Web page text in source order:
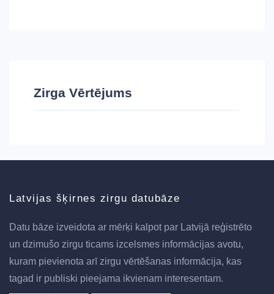
Zirga Vērtējums
Latvijas šķirnes zirgu datubāze
Datu bāze izveidota ar mērķi kalpot par Latvijā reģistrēto
un dzimušo zirgu ticams izcelsmes informācijas avotu,
kuram pievienota arī zirgu vērtēšanas informācija, kas
tagad ir publiski pieejama ikvienam interesentam.